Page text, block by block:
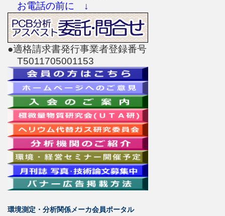
お電話の前に ↓
●適格請求書発行事業者登録番号
T5011705001153
環境測定・分析関係メーカ会員ポータル